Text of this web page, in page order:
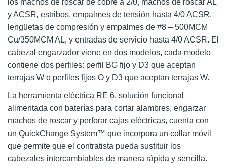
y ACSR, estribos, empalmes de tensión hasta 4/0 ACSR,
lengüetas de compresión y empalmes de #8 – 500MCM
Cu/350MCM AL, y entradas de servicio hasta 4/0 ACSR. El
cabezal engarzador viene en dos modelos, cada modelo
contiene dos perfiles: perfil BG fijo y D3 que aceptan
terrajas W o perfiles fijos O y D3 que aceptan terrajas W.
La herramienta eléctrica RE 6, solución funcional
alimentada con baterías para cortar alambres, engarzar
machos de roscar y perforar cajas eléctricas, cuenta con
un QuickChange System™ que incorpora un collar móvil
que permite que el contratista pueda sustituir los
cabezales intercambiables de manera rápida y sencilla.